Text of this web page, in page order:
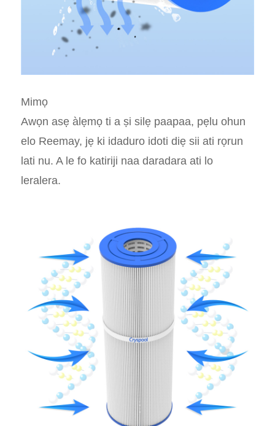
Mimọ
Awọn asẹ àlẹmọ ti a ṣi silẹ paapaa, pẹlu ohun
elo Reemay, jẹ ki idaduro idoti diẹ sii ati rọrun
lati nu. A le fo katiriji naa daradara ati lo
leralera.